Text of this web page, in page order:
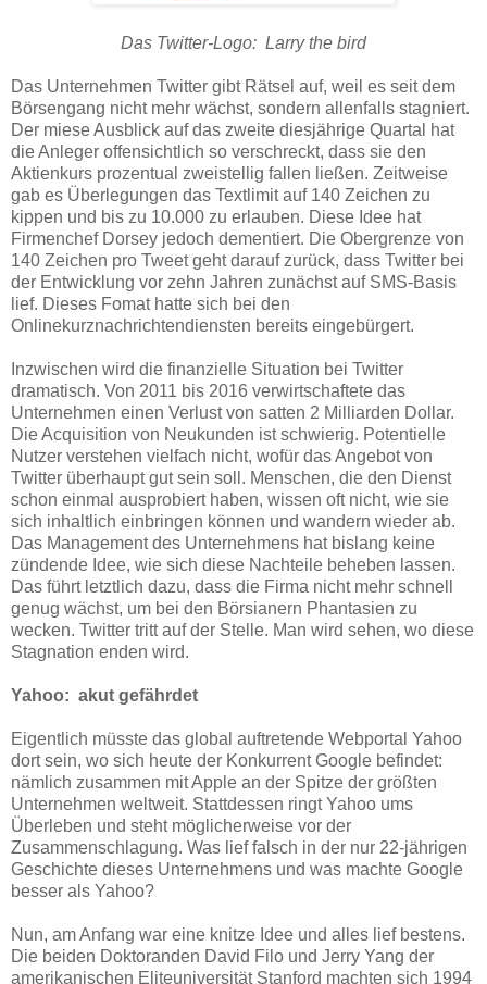
Das Twitter-Logo: Larry the bird
Das Unternehmen Twitter gibt Rätsel auf, weil es seit dem
Börsengang nicht mehr wächst, sondern allenfalls stagniert.
Der miese Ausblick auf das zweite diesjährige Quartal hat
die Anleger offensichtlich so verschreckt, dass sie den
Aktienkurs prozentual zweistellig fallen ließen. Zeitweise
gab es Überlegungen das Textlimit auf 140 Zeichen zu
kippen und bis zu 10.000 zu erlauben. Diese Idee hat
Firmenchef Dorsey jedoch dementiert. Die Obergrenze von
140 Zeichen pro Tweet geht darauf zurück, dass Twitter bei
der Entwicklung vor zehn Jahren zunächst auf SMS-Basis
lief. Dieses Fomat hatte sich bei den
Onlinekurznachrichtendiensten bereits eingebürgert.
Inzwischen wird die finanzielle Situation bei Twitter
dramatisch. Von 2011 bis 2016 verwirtschaftete das
Unternehmen einen Verlust von satten 2 Milliarden Dollar.
Die Acquisition von Neukunden ist schwierig. Potentielle
Nutzer verstehen vielfach nicht, wofür das Angebot von
Twitter überhaupt gut sein soll. Menschen, die den Dienst
schon einmal ausprobiert haben, wissen oft nicht, wie sie
sich inhaltlich einbringen können und wandern wieder ab.
Das Management des Unternehmens hat bislang keine
zündende Idee, wie sich diese Nachteile beheben lassen.
Das führt letztlich dazu, dass die Firma nicht mehr schnell
genug wächst, um bei den Börsianern Phantasien zu
wecken. Twitter tritt auf der Stelle. Man wird sehen, wo diese
Stagnation enden wird.
Yahoo: akut gefährdet
Eigentlich müsste das global auftretende Webportal Yahoo
dort sein, wo sich heute der Konkurrent Google befindet:
nämlich zusammen mit Apple an der Spitze der größten
Unternehmen weltweit. Stattdessen ringt Yahoo ums
Überleben und steht möglicherweise vor der
Zusammenschlagung. Was lief falsch in der nur 22-jährigen
Geschichte dieses Unternehmens und was machte Google
besser als Yahoo?
Nun, am Anfang war eine knitze Idee und alles lief bestens.
Die beiden Doktoranden David Filo und Jerry Yang der
amerikanischen Eliteuniversität Stanford machten sich 1994